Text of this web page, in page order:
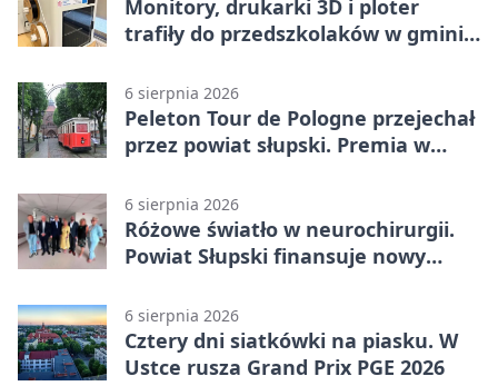
Monitory, drukarki 3D i ploter
trafiły do przedszkolaków w gminie
6 sierpnia 2026
Peleton Tour de Pologne przejechał
przez powiat słupski. Premia w
6 sierpnia 2026
Różowe światło w neurochirurgii.
Powiat Słupski finansuje nowy
6 sierpnia 2026
Cztery dni siatkówki na piasku. W
Ustce rusza Grand Prix PGE 2026